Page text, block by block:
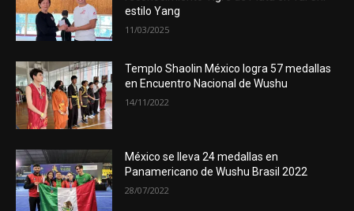
estilo Yang
11/03/2025
Templo Shaolin México logra 57 medallas
en Encuentro Nacional de Wushu
14/11/2022
México se lleva 24 medallas en
Panamericano de Wushu Brasil 2022
28/07/2022